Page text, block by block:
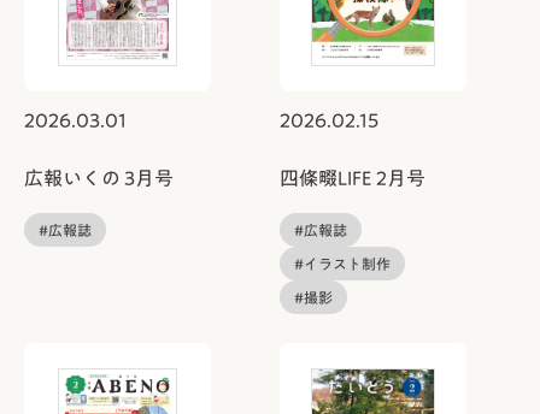
2026.03.01
広報いくの 3月号
#広報誌
2026.02.15
四條畷LIFE 2月号
#広報誌
#イラスト制作
#撮影